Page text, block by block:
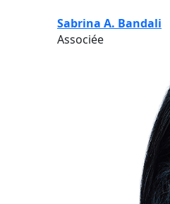
Sabrina A. Bandali
Associée